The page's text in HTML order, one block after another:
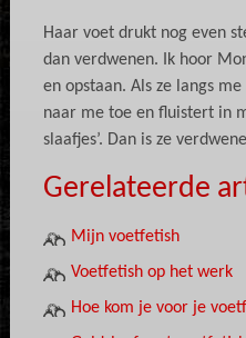
Haar voet drukt nog even
dan verdwenen. Ik hoor
en opstaan. Als ze langs
naar me toe en fluistert in
slaafjes’. Dan is ze
Gerelateerde
Mijn voetfetish
Voetfetish op het werk
Hoe kom je voor je